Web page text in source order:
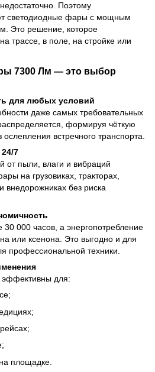
Поэтому
светодиодные фары с мощным
Это решение, которое
трассе, в поле, на стройке или
7300 Лм — это выбор
для любых условий
даже самых требовательных
формируя чёткую
ослепления встречного транспорта.
7
от пыли, влаги и вибраций
на грузовиках, тракторах,
внедорожниках без риска
000 часов, а энергопотребление
или ксенона. Это выгодно и для
профессиональной техники.
для:
площадке.